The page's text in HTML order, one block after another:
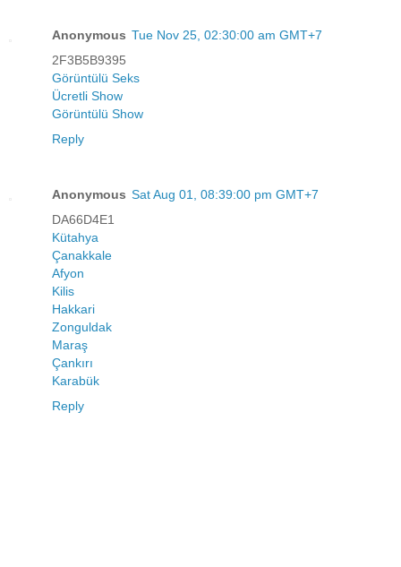
Anonymous Tue Nov 25, 02:30:00 am GMT+7
2F3B5B9395
Görüntülü Seks
Ücretli Show
Görüntülü Show
Reply
Anonymous Sat Aug 01, 08:39:00 pm GMT+7
DA66D4E1
Kütahya
Çanakkale
Afyon
Kilis
Hakkari
Zonguldak
Maraş
Çankırı
Karabük
Reply